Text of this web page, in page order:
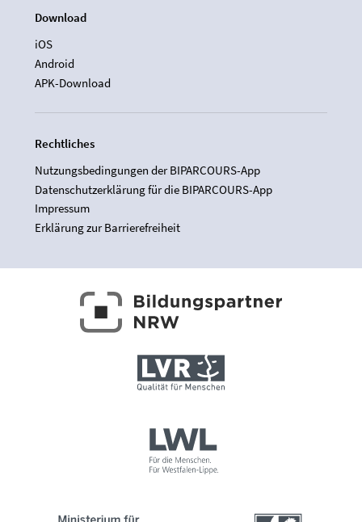
Download
iOS
Android
APK-Download
Rechtliches
Nutzungsbedingungen der BIPARCOURS-App
Datenschutzerklärung für die BIPARCOURS-App
Impressum
Erklärung zur Barrierefreiheit